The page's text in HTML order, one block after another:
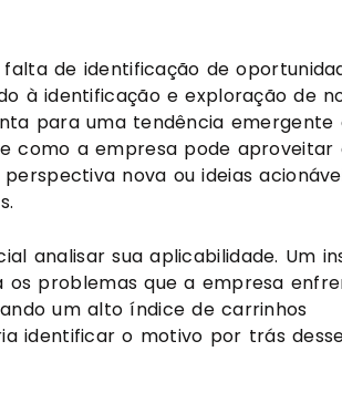
de identificação de
à identificação e exploração de
para uma tendência emergente
como a empresa pode aproveitar
nova ou ideias
analisar sua aplicabilidade. Um
problemas que a empresa
um alto índice de carrinhos
identificar o motivo por trás